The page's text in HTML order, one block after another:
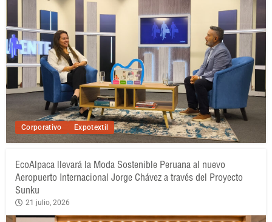
Corporativo Expotextil
EcoAlpaca llevará la Moda Sostenible Peruana al nuevo
Aeropuerto Internacional Jorge Chávez a través del Proyecto
Sunku
21 julio, 2026